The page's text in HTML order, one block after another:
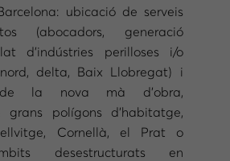
ubicació de serveis
(abocadors, generació
d’indústries perilloses i/o
delta, Baix Llobregat) i
de la nova mà d’obra,
grans polígons d’habitatge,
Cornellà, el Prat o
desestructurats en